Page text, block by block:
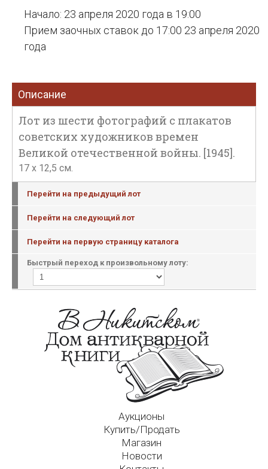
Начало: 23 апреля 2020 года в 19:00
Прием заочных ставок до 17:00 23 апреля 2020
года
Описание
Лот из шести фотографий с плакатов
советских художников времен
Великой отечественной войны. [1945].
17 х 12,5 см.
Перейти на предыдущий лот
Перейти на следующий лот
Перейти на первую страницу каталога
Быстрый переход к произвольному лоту:
Аукционы
Купить/Продать
Магазин
Новости